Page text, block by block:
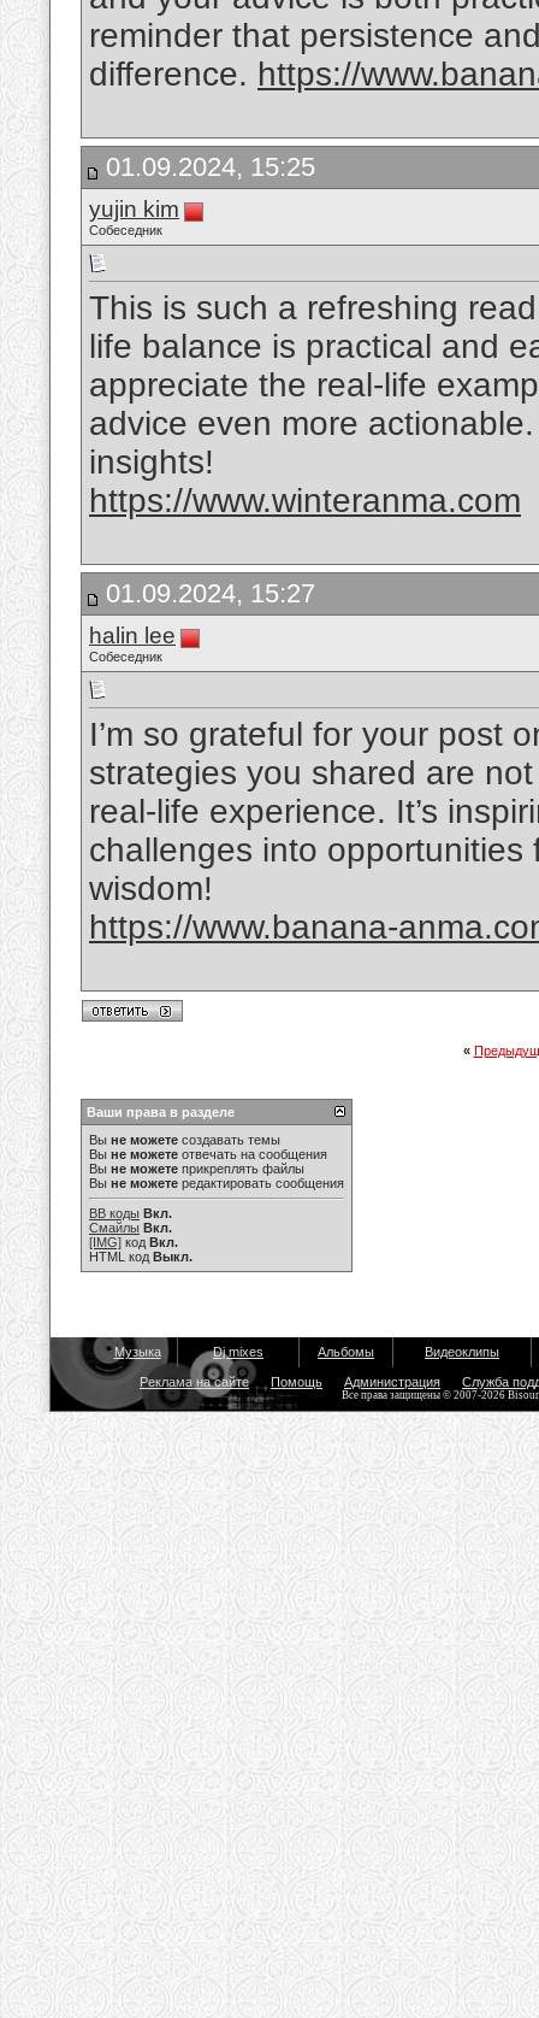
reminder that persistence
difference. https://
01.09.2024, 15:25
yujin kim
Собеседник
This is such a refreshing
life balance is practical and
appreciate the real-life
advice even more
insights!
https://www.winteranma.com
01.09.2024, 15:27
halin lee
Собеседник
I’m so grateful for your post
strategies you shared are
real-life experience. It’s
challenges into
wisdom!
https://www.banana-
«
Ваши права в разделе
Вы не можете создавать темы
Вы не можете отвечать на сообщения
Вы не можете прикреплять файлы
Вы не можете редактировать сообщения
BB коды Вкл.
Смайлы Вкл.
[IMG] код Вкл.
HTML код Выкл.
Музыка Dj mixes Альбомы Видеоклипы
Реклама на сайте Помощь Администрация Служба
Все права защищены © 2007-2026